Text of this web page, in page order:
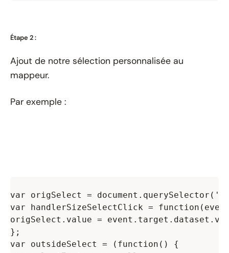
Étape 2 :
Ajout de notre sélection personnalisée au
mappeur.
Par exemple :
var origSelect =
var handlerSizeSelectClick =
origSelect.value =
};
var outsideSelect = (function() {